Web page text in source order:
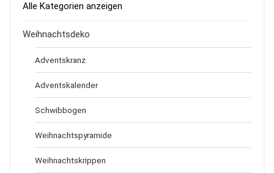
Alle Kategorien anzeigen
Weihnachtsdeko
Adventskranz
Adventskalender
Schwibbogen
Weihnachtspyramide
Weihnachtskrippen